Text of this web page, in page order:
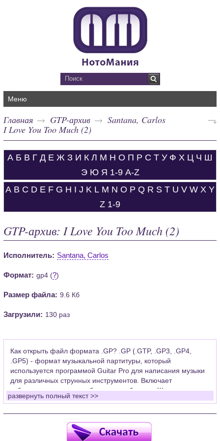
Меню
Главная GTP-архив
Santana, Carlos
I Love You Too Much (2)
А Б В Г Д Е Ж З И К Л М Н О П Р С Т У Ф Х Ц Ч Ш
Э Ю Я 1-9 A-Z
A B C D E F G H I J K L M N O P Q R S T U V W X Y
Z 1-9
GTP-архив: I Love You Too Much (2)
Исполнитель: Santana, Carlos
Формат: gp4 (?)
Размер файла: 9.6 Кб
Загрузили: 130 раз
Как открыть файл формата .GP? .GP (.GTP, .GP3, .GP4,
.GP5) - формат музыкальной партитуры, который
используется программой Guitar Pro для написания музыки
для различных струнных инструментов. Включает
табулатуры для гитары, бас-гитары, банджо. Широко
применяется для создания партитур, которые затем
Для открытия нот этого формата Вам необходимо
установить у себя на рабочем компьютере программу Guitar
развернуть полный текст >>